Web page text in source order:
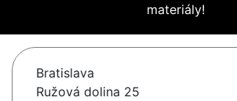
materiály!
Bratislava
Ružová dolina 25